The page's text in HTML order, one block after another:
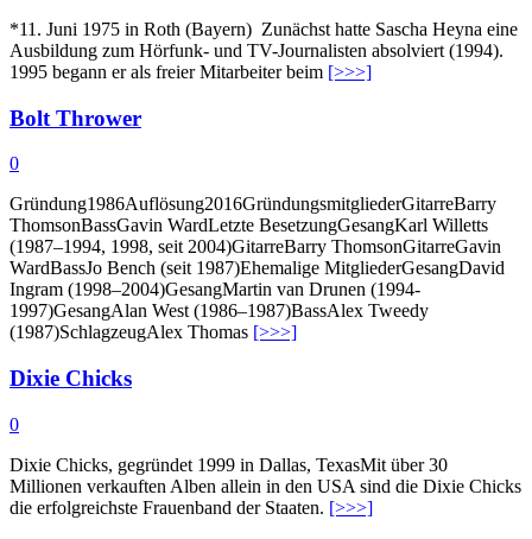
*11. Juni 1975 in Roth (Bayern) Zunächst hatte Sascha Heyna eine
Ausbildung zum Hörfunk- und TV-Journalisten absolviert (1994).
1995 begann er als freier Mitarbeiter beim [>>>]
Bolt Thrower
0
Gründung1986Auflösung2016GründungsmitgliederGitarreBarry
ThomsonBassGavin WardLetzte BesetzungGesangKarl Willetts
(1987–1994, 1998, seit 2004)GitarreBarry ThomsonGitarreGavin
WardBassJo Bench (seit 1987)Ehemalige MitgliederGesangDavid
Ingram (1998–2004)GesangMartin van Drunen (1994-
1997)GesangAlan West (1986–1987)BassAlex Tweedy
(1987)SchlagzeugAlex Thomas [>>>]
Dixie Chicks
0
Dixie Chicks, gegründet 1999 in Dallas, TexasMit über 30
Millionen verkauften Alben allein in den USA sind die Dixie Chicks
die erfolgreichste Frauenband der Staaten. [>>>]